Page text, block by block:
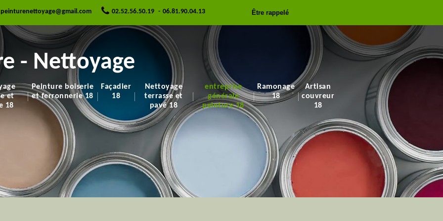
02.52.56.50.19 - 06.81.90.04.13 Être rappelé
et
18
Peinture boiserie
et ferronnerie 18
Façadier
18
Nettoyage
terrasse et
pavé 18
entreprise
générale
peinture 18
Ramonage
18
Artisan
couvreur
18
- Nettoyage